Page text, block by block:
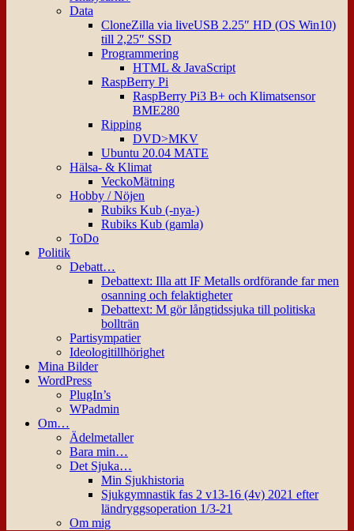
Data
CloneZilla via liveUSB 2.25″ HD (OS Win10)
till 2,25″ SSD
Programmering
HTML & JavaScript
RaspBerry Pi
RaspBerry Pi3 B+ och Klimatsensor
BME280
Ripping
DVD>MKV
Ubuntu 20.04 MATE
Hälsa- & Klimat
VeckoMätning
Hobby / Nöjen
Rubiks Kub (-nya-)
Rubiks Kub (gamla)
ToDo
Politik
Debatt…
Debattext: Illa att IF Metalls ordförande far men
osanning och felaktigheter
Debattext: M gör långtidssjuka till politiska
bollträn
Partisympatier
Ideologitillhörighet
Mina Bilder
WordPress
PlugIn’s
WPadmin
Om…
Ädelmetaller
Bara min…
Det Sjuka…
Min Sjukhistoria
Sjukgymnastik fas 2 v13-16 (4v) 2021 efter
ländryggsoperation 1/3-21
Om mig